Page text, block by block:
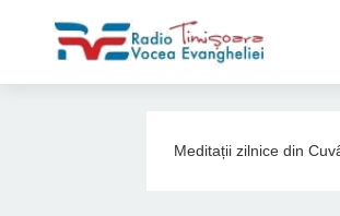
Meditații zilnice din